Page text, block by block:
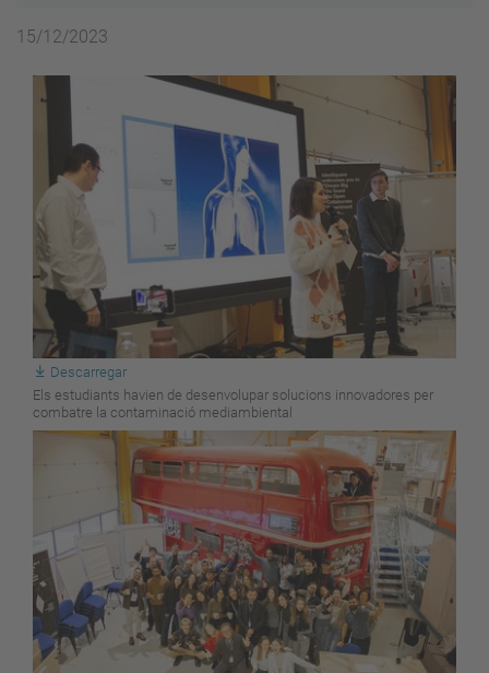
15/12/2023
Descarregar
Els estudiants havien de desenvolupar solucions innovadores per
combatre la contaminació mediambiental